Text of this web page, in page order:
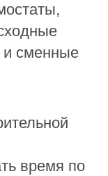
сменные
время по